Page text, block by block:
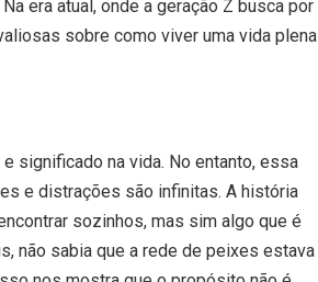
era atual, onde a geração Z busca por
sobre como viver uma vida plena
significado na vida. No entanto, essa
e distrações são infinitas. A história
sozinhos, mas sim algo que é
não sabia que a rede de peixes estava